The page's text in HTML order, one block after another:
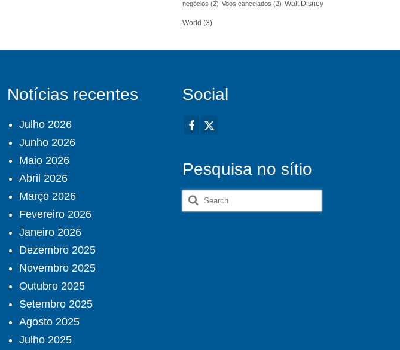
negócios (2) Voos cancelados (2) Walt Disney
World (3)
Notícias recentes
Julho 2026
Junho 2026
Maio 2026
Abril 2026
Março 2026
Fevereiro 2026
Janeiro 2026
Dezembro 2025
Novembro 2025
Outubro 2025
Setembro 2025
Agosto 2025
Julho 2025
Social
Pesquisa no sítio
Search
for: